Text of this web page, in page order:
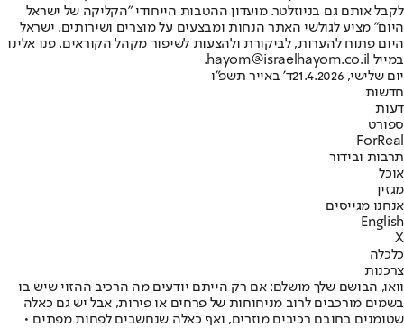
לקבל אותם גם בניוזלטר. מועדון ההטבות הייחודי "הקליקה של ישראל
היום" מציע לגולשי האתר הנחות ומבצעים על מוצרים ושירותים. ישראל
היום פתוח להערות, לביקורת ולהצעות לשיפור מקהל הקוראים. פנו אלינו
במייל hayom@israelhayom.co.il.
יום שלישי, 21.4.2026
ד' באייר תשפ"ו
חדשות
דעות
ספורט
ForReal
תרבות ובידור
אוכל
מגזין
אנחנו מגייסים
English
X
כלכלה
צרכנות
וואו, הבושם שלך מושלם: אם רק הייתם יודעים מה הרכיב ההזוי שיש בו
בשמים מורכבים לרוב מניחוחות של פרחים או פירות, אבל יש גם כאלה
שטומנים בחובם רכיבים מוזרים, ואף כאלה שנחשבים לפחות מפתים •